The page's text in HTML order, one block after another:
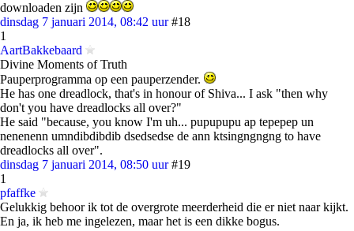
downloaden zijn
dinsdag 7 januari 2014, 08:42 uur #18
1
AartBakkebaard
Divine Moments of Truth
Pauperprogramma op een pauperzender.
He has one dreadlock, that's in honour of Shiva... I ask "then why
don't you have dreadlocks all over?"
He said "because, you know I'm uh... pupupupu ap tepepep un
nenenenn umndibdibdib dsedsedse de ann ktsingngngng to have
dreadlocks all over".
dinsdag 7 januari 2014, 08:50 uur #19
1
pfaffke
Gelukkig behoor ik tot de overgrote meerderheid die er niet naar kijkt.
En ja, ik heb me ingelezen, maar het is een dikke bogus.